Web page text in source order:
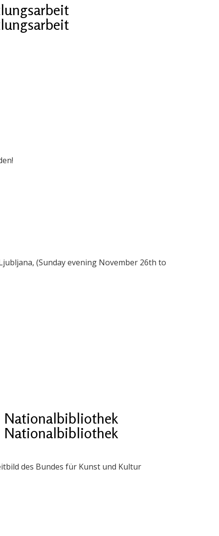
(Sunday evening November 26th to
Nationalbibliothek
Nationalbibliothek
des Bundes für Kunst und Kultur